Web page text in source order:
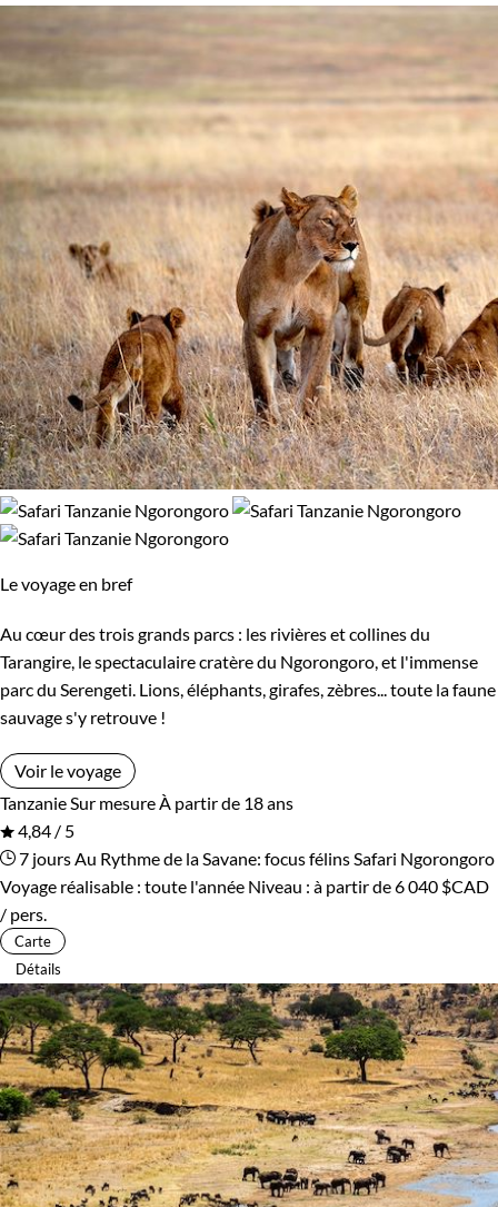
Le voyage en bref
Au cœur des trois grands parcs : les rivières et collines du
Tarangire, le spectaculaire cratère du Ngorongoro, et l'immense
parc du Serengeti. Lions, éléphants, girafes, zèbres... toute la faune
sauvage s'y retrouve !
Voir le voyage
Tanzanie Sur mesure À partir de 18 ans
4,84 / 5
7 jours Au Rythme de la Savane: focus félins Safari Ngorongoro
Voyage réalisable : toute l'année Niveau : à partir de6 040 $CAD
/ pers.
Carte
Détails